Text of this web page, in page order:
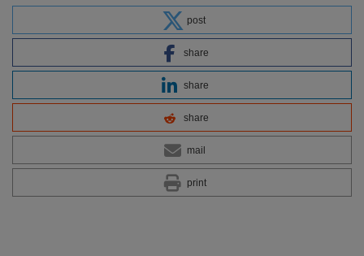
post
share
share
share
mail
print